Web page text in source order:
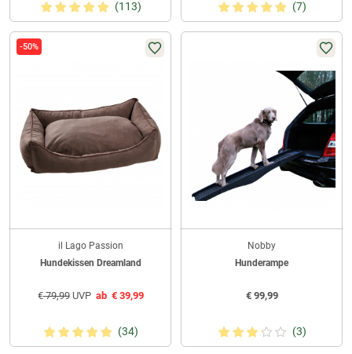
(113) (7)
-50%
il Lago Passion
Hundekissen Dreamland
€79,99UVP ab €39,99
(34)
Nobby
Hunderampe
€99,99
(3)